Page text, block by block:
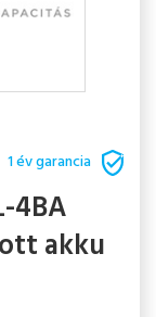
1 év garancia
4BA
akku